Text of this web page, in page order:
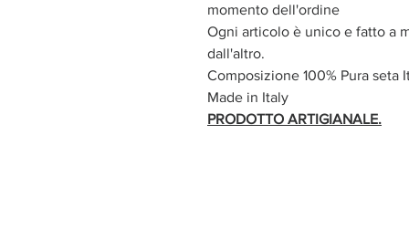
momento dell'ordine
Ogni articolo è unico e fatto a
dall'altro.
Composizione 100% Pura seta
Made in Italy
PRODOTTO ARTIGIANALE.